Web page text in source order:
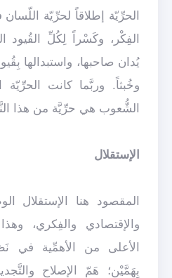
الحرِّيّة إطلاقاً لحرِّيّة
الفِكْر، وكَسْراً لِكُلِّ القُيود
يُدان صاحبها، واستبدالها
وخُبثاً. وربَّما كانت
الشُّعوب هي حرِّيَّة من هذا
الإستقلال
المقصود هنا الإستقلال
والإقتصادي والفِكري،
الأعلى من الأهمِّية في
بِهَمَّيْن؛ هَمّ الإصلاح